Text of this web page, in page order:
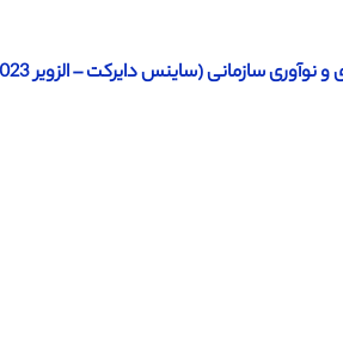
سازمانی (ساینس دایرکت – الزویر 2023)